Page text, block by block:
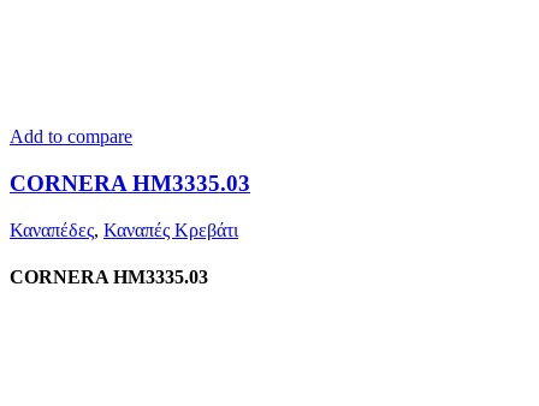
Add to compare
CORNERA HM3335.03
Καναπέδες, Καναπές Κρεβάτι
CORNERA HM3335.03